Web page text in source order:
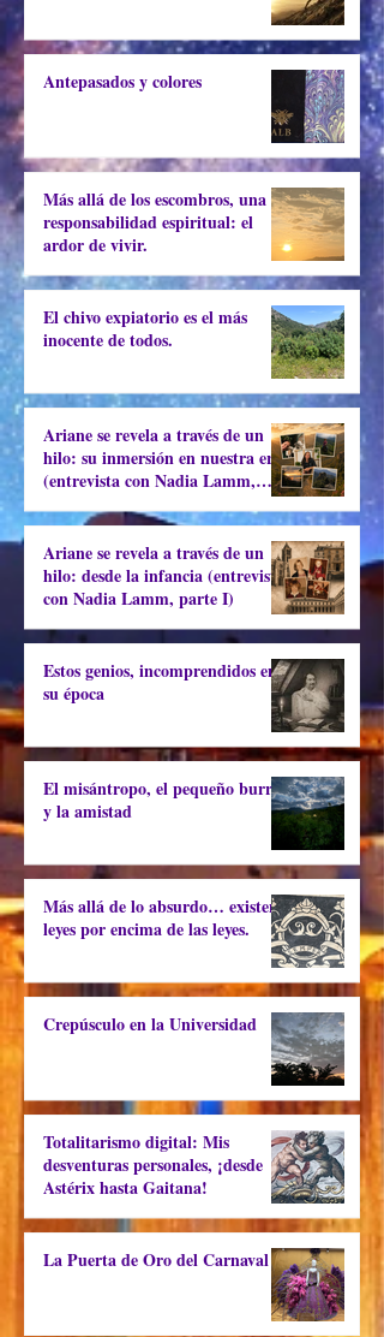
Antepasados y colores
Más allá de los escombros, una
responsabilidad espiritual: el
ardor de vivir.
El chivo expiatorio es el más
inocente de todos.
Ariane se revela a través de un
hilo: su inmersión en nuestra era
(entrevista con Nadia Lamm,
Ariane se revela a través de un
hilo: desde la infancia (entrevista
con Nadia Lamm, parte I)
Estos genios, incomprendidos en
su época
El misántropo, el pequeño burro
y la amistad
Más allá de lo absurdo… existen
leyes por encima de las leyes.
Crepúsculo en la Universidad
Totalitarismo digital: Mis
desventuras personales, ¡desde
Astérix hasta Gaitana!
La Puerta de Oro del Carnaval